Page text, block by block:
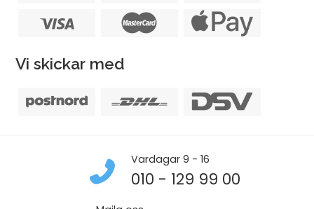
Vi skickar med
Vardagar 9 - 16
010 - 129 99 00